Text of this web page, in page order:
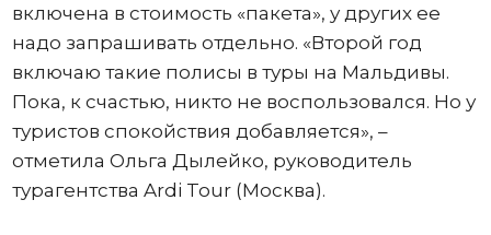
включена в стоимость «пакета», у других ее
надо запрашивать отдельно. «Второй год
включаю такие полисы в туры на Мальдивы.
Пока, к счастью, никто не воспользовался. Но у
туристов спокойствия добавляется», –
отметила Ольга Дылейко, руководитель
турагентства Ardi Tour (Москва).